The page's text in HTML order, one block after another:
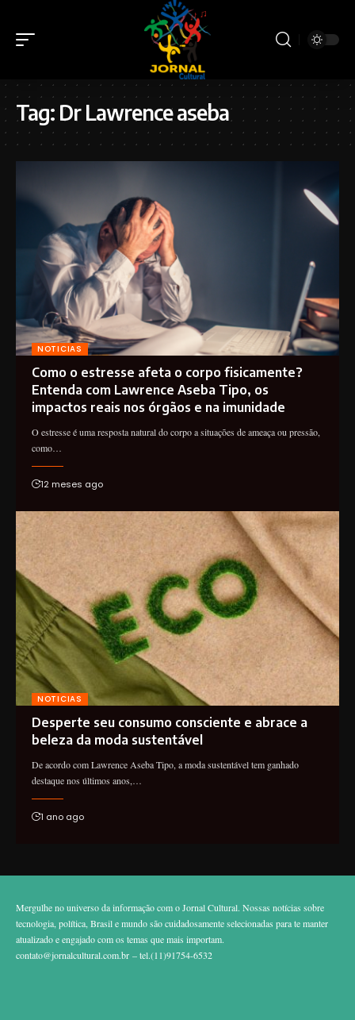
Tag: Dr Lawrence aseba
NOTICIAS
Como o estresse afeta o corpo fisicamente?
Entenda com Lawrence Aseba Tipo, os
impactos reais nos órgãos e na imunidade
O estresse é uma resposta natural do corpo a situações de ameaça ou pressão,
como…
12 meses ago
NOTICIAS
Desperte seu consumo consciente e abrace a
beleza da moda sustentável
De acordo com Lawrence Aseba Tipo, a moda sustentável tem ganhado
destaque nos últimos anos,…
1 ano ago
Mergulhe no universo da informação com o Jornal Cultural. Nossas notícias sobre
tecnologia, política, Brasil e mundo são cuidadosamente selecionadas para te manter
atualizado e engajado com os temas que mais importam.
contato@jornalcultural.com.br – tel.(11)91754-6532